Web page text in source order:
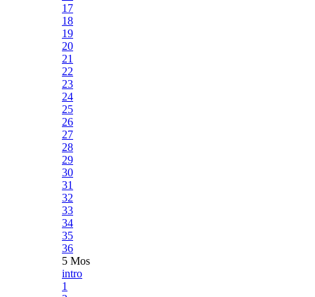
17
18
19
20
21
22
23
24
25
26
27
28
29
30
31
32
33
34
35
36
5 Mos
intro
1